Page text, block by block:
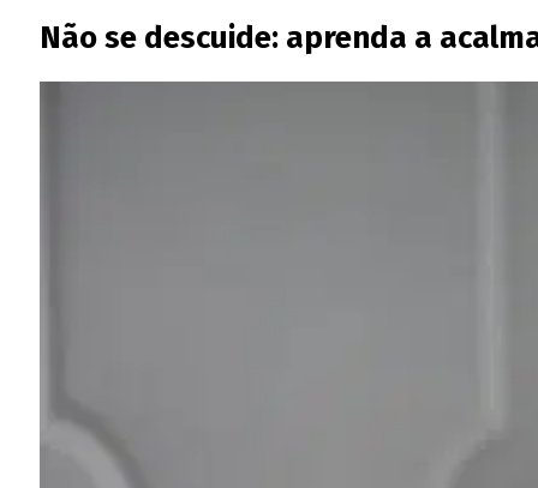
Não se descuide: aprenda a